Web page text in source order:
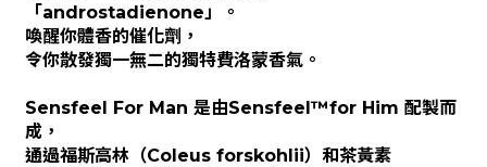
「androstadienone」。
喚醒你體香的催化劑，
令你散發獨一無二的獨特費洛蒙香氣。
Sensfeel For Man 是由Sensfeel™for Him 配製而
成，
通過福斯高林（Coleus forskohlii）和茶黃素